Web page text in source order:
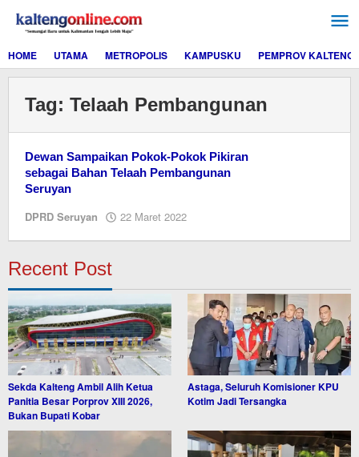
konten
HOME
UTAMA METROPOLIS KAMPUSKU PEMPROV KALTENG
Tag: Telaah Pembangunan
Dewan Sampaikan Pokok-Pokok Pikiran
sebagai Bahan Telaah Pembangunan
Seruyan
DPRD Seruyan 22 Maret 2022
kaltengonline.com
Recent Post
Sekda Kalteng Ambil Alih Ketua
Panitia Besar Porprov XIII 2026,
Bukan Bupati Kobar
Astaga, Seluruh Komisioner KPU
Kotim Jadi Tersangka